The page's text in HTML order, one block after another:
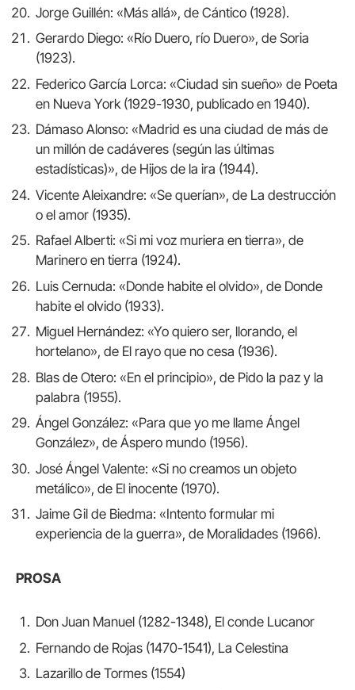
Jorge Guillén: «Más allá», de Cántico (1928).
Gerardo Diego: «Río Duero, río Duero», de Soria
(1923).
Federico García Lorca: «Ciudad sin sueño» de Poeta
en Nueva York (1929-1930, publicado en 1940).
Dámaso Alonso: «Madrid es una ciudad de más de
un millón de cadáveres (según las últimas
estadísticas)», de Hijos de la ira (1944).
Vicente Aleixandre: «Se querían», de La destrucción
o el amor (1935).
Rafael Alberti: «Si mi voz muriera en tierra», de
Marinero en tierra (1924).
Luis Cernuda: «Donde habite el olvido», de Donde
habite el olvido (1933).
Miguel Hernández: «Yo quiero ser, llorando, el
hortelano», de El rayo que no cesa (1936).
Blas de Otero: «En el principio», de Pido la paz y la
palabra (1955).
Ángel González: «Para que yo me llame Ángel
González», de Áspero mundo (1956).
José Ángel Valente: «Si no creamos un objeto
metálico», de El inocente (1970).
Jaime Gil de Biedma: «Intento formular mi
experiencia de la guerra», de Moralidades (1966).
PROSA
Don Juan Manuel (1282-1348), El conde Lucanor
Fernando de Rojas (1470-1541), La Celestina
Lazarillo de Tormes (1554)